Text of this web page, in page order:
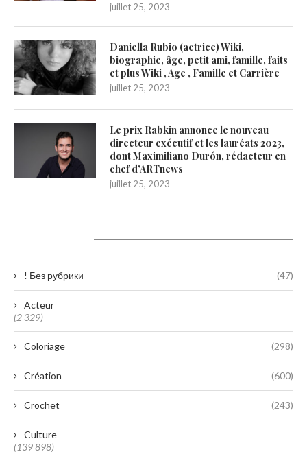
juillet 25, 2023
Daniella Rubio (actrice) Wiki,
biographie, âge, petit ami, famille, faits
et plus Wiki , Age , Famille et Carrière
juillet 25, 2023
Le prix Rabkin annonce le nouveau
directeur exécutif et les lauréats 2023,
dont Maximiliano Durón, rédacteur en
chef d’ARTnews
juillet 25, 2023
! Без рубрики (47)
Acteur
(2 329)
Coloriage (298)
Création (600)
Crochet (243)
Culture
(139 898)